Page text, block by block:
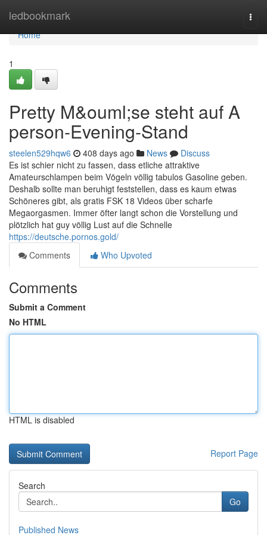
ledbookmark
Home
Home
1
Pretty M&ouml;se steht auf A
person-Evening-Stand
steelen529hqw6 408 days ago News
Discuss
Es ist schier nicht zu fassen, dass etliche attraktive
Amateurschlampen beim Vögeln völlig tabulos Gasoline geben.
Deshalb sollte man beruhigt feststellen, dass es kaum etwas
Schöneres gibt, als gratis FSK 18 Videos über scharfe
Megaorgasmen. Immer öfter langt schon die Vorstellung und
plötzlich hat guy völlig Lust auf die Schnelle
https://deutsche.pornos.gold/
Comments
Who Upvoted
Comments
Submit a Comment
No HTML
HTML is disabled
Report Page
Search
Go
Published News